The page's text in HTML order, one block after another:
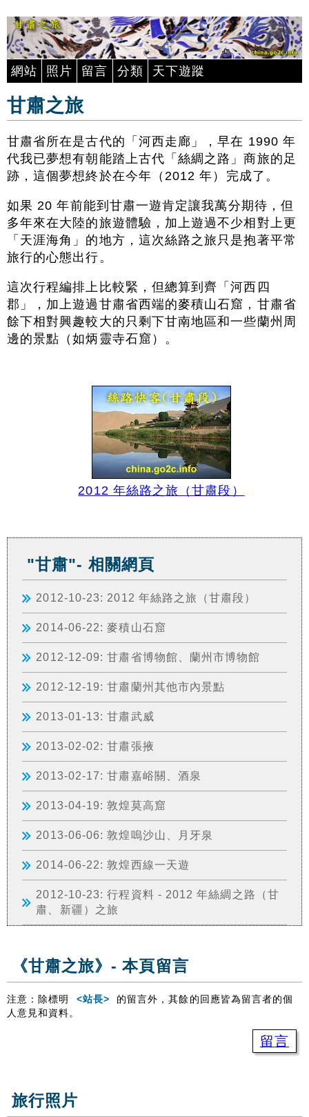
網站 照片 留言 分類 天下遊蹤
甘肅之旅
甘肅省所在是古代的「河西走廊」，早在 1990 年
代我已夢想有朝能踏上古代「絲綢之路」商旅的足
跡，這個夢想終於在今年（2012 年）完成了。
如果 20 年前能到甘肅一遊肯定讓我萬分期待，但
多年來在大陸的旅遊體驗，加上遊過不少相對上更
「天涯海角」的地方，這次絲路之旅只是抱著平常
旅行的心態出行。
這次行程編排上比較緊，但總算到齊「河西四
郡」，加上遊過甘肅省西端的麥積山石窟，甘肅省
餘下相對興趣較大的只剩下甘南地區和一些蘭州周
邊的景點（如炳靈寺石窟）。
2012 年絲路之旅（甘肅段）
"甘肅"- 相關網頁
2012-10-23: 2012 年絲路之旅（甘肅段）
2014-06-22: 麥積山石窟
2012-12-09: 甘肅省博物館、蘭州市博物館
2012-12-19: 甘肅蘭州其他市內景點
2013-01-13: 甘肅武威
2013-02-02: 甘肅張掖
2013-02-17: 甘肅嘉峪關、酒泉
2013-04-19: 敦煌莫高窟
2013-06-06: 敦煌嗚沙山、月牙泉
2014-06-22: 敦煌西線一天遊
2012-10-23: 行程資料 - 2012 年絲綢之路（甘
肅、新疆）之旅
《甘肅之旅》- 本頁留言
注意：除標明 <站長>
的留言外，其餘的回應皆為留言者的個
人意見和資料。
留言
旅行照片